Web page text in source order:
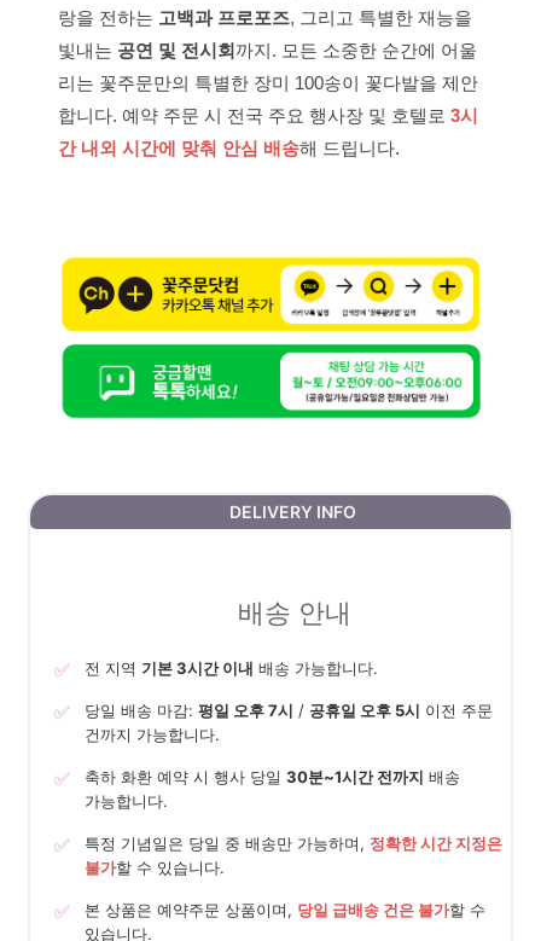
랑을 전하는 고백과 프로포즈, 그리고 특별한 재능을
빛내는 공연 및 전시회까지. 모든 소중한 순간에 어울
리는 꽃주문만의 특별한 장미 100송이 꽃다발을 제안
합니다. 예약 주문 시 전국 주요 행사장 및 호텔로 3시
간 내외 시간에 맞춰 안심 배송해 드립니다.
DELIVERY INFO
배송 안내
✅ 전 지역 기본 3시간 이내 배송 가능합니다.
✅ 당일 배송 마감: 평일 오후 7시 / 공휴일 오후 5시 이전 주문
건까지 가능합니다.
✅ 축하 화환 예약 시 행사 당일 30분~1시간 전까지 배송
가능합니다.
✅ 특정 기념일은 당일 중 배송만 가능하며, 정확한 시간 지정은
불가할 수 있습니다.
✅ 본 상품은 예약주문 상품이며, 당일 급배송 건은 불가할 수
있습니다.